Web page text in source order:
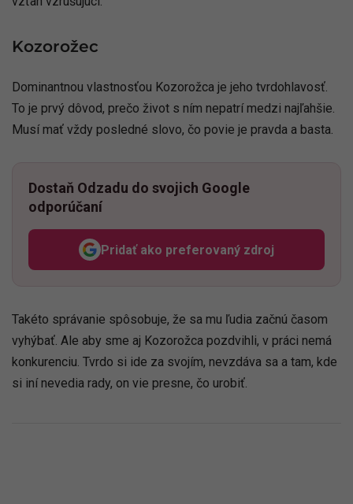
Kozorožec
Dominantnou vlastnosťou Kozorožca je jeho tvrdohlavosť.
To je prvý dôvod, prečo život s ním nepatrí medzi najľahšie.
Musí mať vždy posledné slovo, čo povie je pravda a basta.
Dostaň Odzadu do svojich Google
odporúčaní
Pridať ako preferovaný zdroj
Odzadu, odkaz sa otvorí v
Takéto správanie spôsobuje, že sa mu ľudia začnú časom
vyhýbať. Ale aby sme aj Kozorožca pozdvihli, v práci nemá
konkurenciu. Tvrdo si ide za svojím, nevzdáva sa a tam, kde
si iní nevedia rady, on vie presne, čo urobiť.